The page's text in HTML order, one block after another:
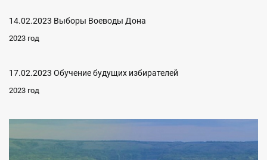
14.02.2023 Выборы Воеводы Дона
2023 год
17.02.2023 Обучение будущих избирателей
2023 год